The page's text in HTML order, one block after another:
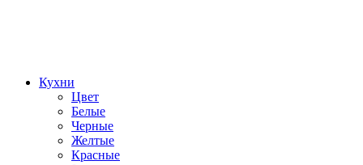
Кухни
Цвет
Белые
Черные
Желтые
Красные